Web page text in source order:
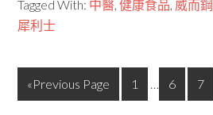
Tagged With: 中醫,健康食品, 威而鋼
犀利士
«Previous Page 1 … 6 7